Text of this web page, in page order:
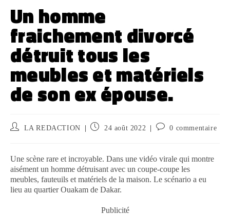
Un homme
fraichement divorcé
détruit tous les
meubles et matériels
de son ex épouse.
LA REDACTION 24 août 2022 0 commentaire
Une scène rare et incroyable. Dans une vidéo virale qui montre
aisément un homme détruisant avec un coupe-coupe les
meubles, fauteuils et matériels de la maison. Le scénario a eu
lieu au quartier Ouakam de Dakar.
Publicité